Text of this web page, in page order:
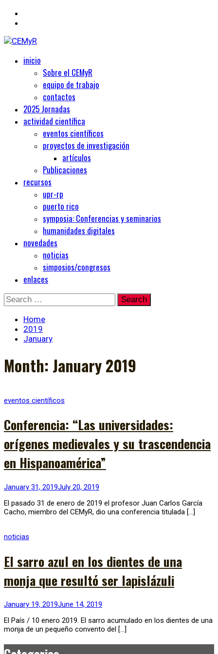
CEMyR
Centro de Estudios Medievales y Renacentistas
Primaryinicio
Sobre el CEMyR
equipo de trabajo
contactos
2025 Jornadas
actividad científica
eventos científicos
proyectos de investigación
artículos
Publicaciones
recursos
upr-rp
puerto rico
symposia: Conferencias y seminarios
humanidades digitales
novedades
noticias
simposios/congresos
enlaces
Skip
to
content
Search
for:
Home
2019
January
Month: January 2019
eventos científicos
Conferencia: “Las universidades:
orígenes medievales y su trascendencia
en Hispanoamérica”
January 31, 2019July 20, 2019
El pasado 31 de enero de 2019 el profesor Juan Carlos García
Cacho, miembro del CEMyR, dio una conferencia titulada […]
noticias
El sarro azul en los dientes de una
monja que resultó ser lapislázuli
January 19, 2019June 14, 2019
El País / 10 enero 2019. El sarro acumulado en los dientes de una
monja de un pequeño convento del […]